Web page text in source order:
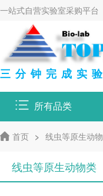
一站式自营实验室采购平台
三分钟完成实
所有品类
首页 > 线虫等原生动
线虫等原生动物类